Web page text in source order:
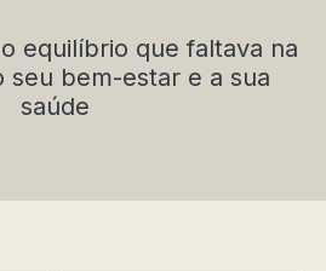
equilíbrio que faltava na
seu bem-estar e a sua
saúde